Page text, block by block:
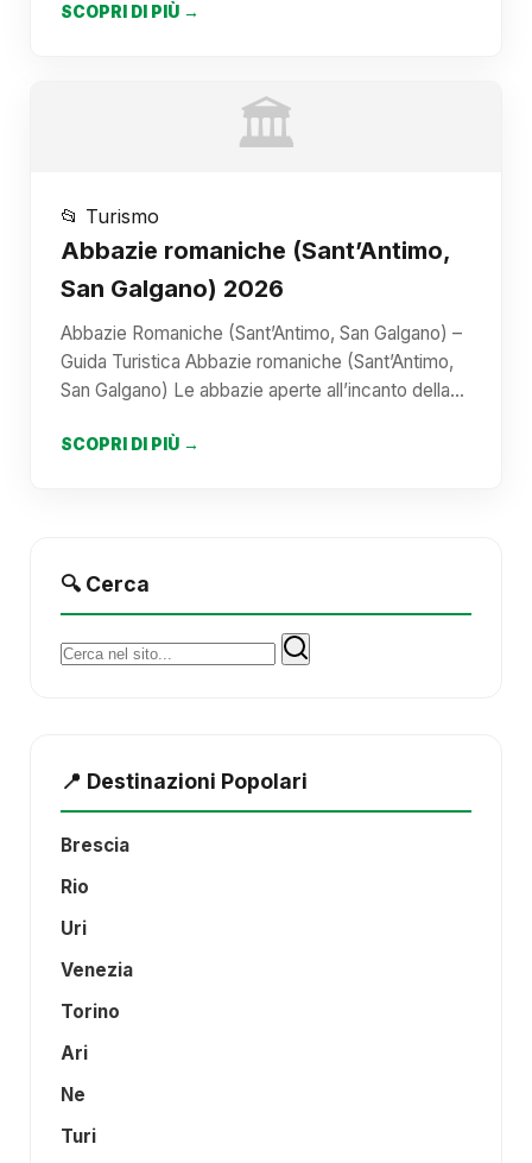
SCOPRI DI PIÙ →
🏛️
📂 Turismo
Abbazie romaniche (Sant’Antimo,
San Galgano) 2026
Abbazie Romaniche (Sant’Antimo, San Galgano) –
Guida Turistica Abbazie romaniche (Sant’Antimo,
San Galgano) Le abbazie aperte all’incanto della…
SCOPRI DI PIÙ →
🔍 Cerca
Cerca:
📍 Destinazioni Popolari
Brescia
Rio
Uri
Venezia
Torino
Ari
Ne
Turi